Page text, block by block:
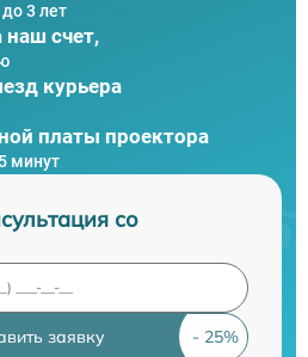
3 лет
наш счет,
курьера
платы проектора
минут
со
заявку